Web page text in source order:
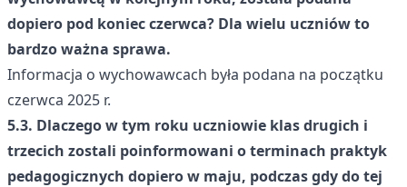
dopiero pod koniec czerwca? Dla wielu uczniów to
bardzo ważna sprawa.
Informacja o wychowawcach była podana na początku
czerwca 2025 r.
5.3. Dlaczego w tym roku uczniowie klas drugich i
trzecich zostali poinformowani o terminach praktyk
pedagogicznych dopiero w maju, podczas gdy do tej